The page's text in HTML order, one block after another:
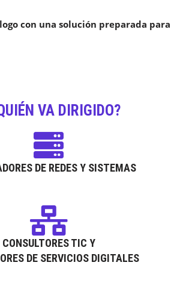
con una solución preparada para
VA DIRIGIDO?
DE REDES Y SISTEMAS
CONSULTORES TIC Y
DE SERVICIOS DIGITALES